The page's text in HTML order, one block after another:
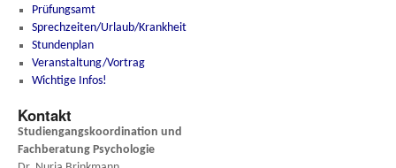
Prüfungsamt
Sprechzeiten/Urlaub/Krankheit
Stundenplan
Veranstaltung/Vortrag
Wichtige Infos!
Kontakt
Studiengangskoordination und
Fachberatung Psychologie